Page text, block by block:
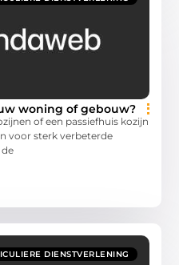
woning of gebouw?
of een passiefhuis kozijn
voor sterk verbeterde
DIENSTVERLENING